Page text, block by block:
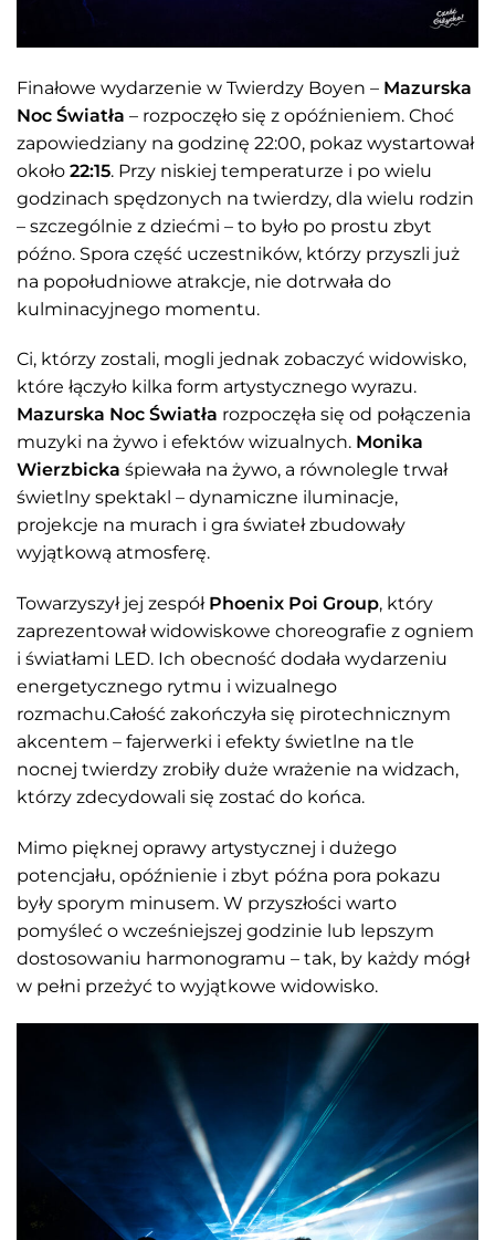
Finałowe wydarzenie w Twierdzy Boyen – Mazurska
Noc Światła – rozpoczęło się z opóźnieniem. Choć
zapowiedziany na godzinę 22:00, pokaz wystartował
około 22:15. Przy niskiej temperaturze i po wielu
godzinach spędzonych na twierdzy, dla wielu rodzin
– szczególnie z dziećmi – to było po prostu zbyt
późno. Spora część uczestników, którzy przyszli już
na popołudniowe atrakcje, nie dotrwała do
kulminacyjnego momentu.
Ci, którzy zostali, mogli jednak zobaczyć widowisko,
które łączyło kilka form artystycznego wyrazu.
Mazurska Noc Światła rozpoczęła się od połączenia
muzyki na żywo i efektów wizualnych. Monika
Wierzbicka śpiewała na żywo, a równolegle trwał
świetlny spektakl – dynamiczne iluminacje,
projekcje na murach i gra świateł zbudowały
wyjątkową atmosferę.
Towarzyszył jej zespół Phoenix Poi Group, który
zaprezentował widowiskowe choreografie z ogniem
i światłami LED. Ich obecność dodała wydarzeniu
energetycznego rytmu i wizualnego
rozmachu.Całość zakończyła się pirotechnicznym
akcentem – fajerwerki i efekty świetlne na tle
nocnej twierdzy zrobiły duże wrażenie na widzach,
którzy zdecydowali się zostać do końca.
Mimo pięknej oprawy artystycznej i dużego
potencjału, opóźnienie i zbyt późna pora pokazu
były sporym minusem. W przyszłości warto
pomyśleć o wcześniejszej godzinie lub lepszym
dostosowaniu harmonogramu – tak, by każdy mógł
w pełni przeżyć to wyjątkowe widowisko.